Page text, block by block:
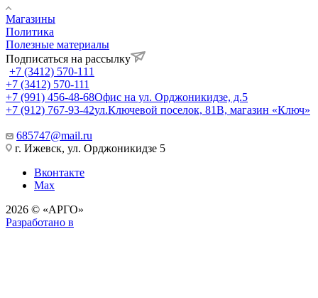
Магазины
Политика
Полезные материалы
Подписаться на рассылку
+7 (3412) 570-111
+7 (3412) 570-111
+7 (991) 456-48-68Офис на ул. Орджоникидзе, д.5
+7 (912) 767-93-42ул.Ключевой поселок, 81В, магазин «Ключ»
685747@mail.ru
г. Ижевск, ул. Орджоникидзе 5
Вконтакте
Max
2026 © «АРГО»
Разработано в